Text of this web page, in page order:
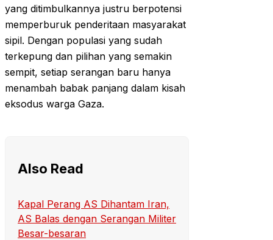
yang ditimbulkannya justru berpotensi
memperburuk penderitaan masyarakat
sipil. Dengan populasi yang sudah
terkepung dan pilihan yang semakin
sempit, setiap serangan baru hanya
menambah babak panjang dalam kisah
eksodus warga Gaza.
Also Read
Kapal Perang AS Dihantam Iran,
AS Balas dengan Serangan Militer
Besar-besaran